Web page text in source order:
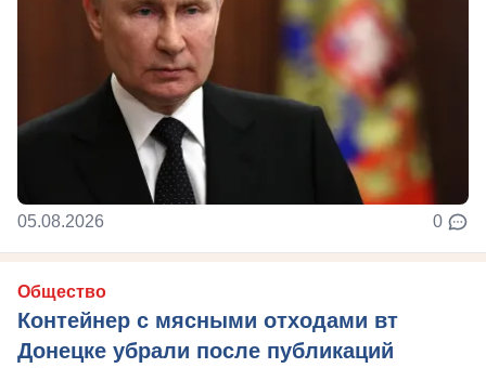
05.08.2026 0
Общество
Контейнер с мясными отходами вт
Донецке убрали после публикаций